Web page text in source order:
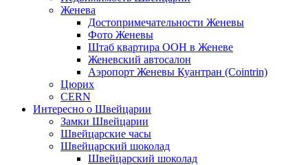
Женева
Достопримечательности Женевы
Фото Женевы
Штаб квартира ООН в Женеве
Женевский автосалон
Аэропорт Женевы Куантран (Cointrin)
Цюрих
CERN
Интересно о Швейцарии
Замки Швейцарии
Швейцарские часы
Швейцарский шоколад
Швейцарский шоколад